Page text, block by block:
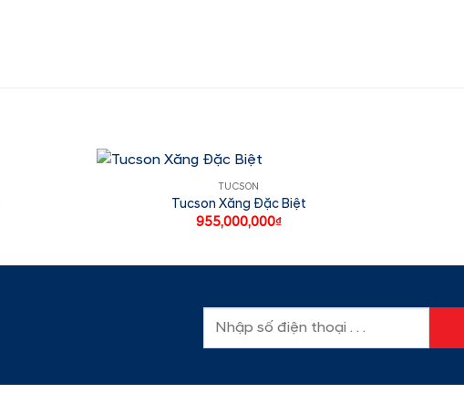
TUCSON
Tucson Xăng Đặc Biệt
955,000,000₫